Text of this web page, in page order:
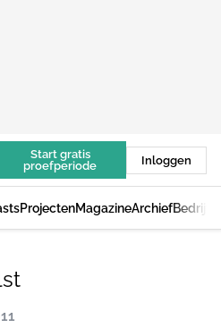
Start gratis
proefperiode
Inloggen
ProjectenMagazineArchief